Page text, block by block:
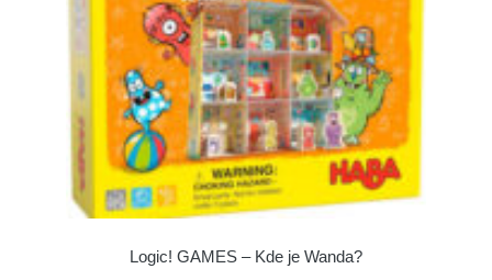
Logic! GAMES – Kde je Wanda?